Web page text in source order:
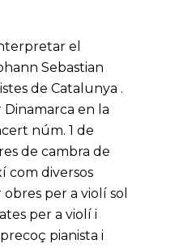
el
Sebastian
de Catalunya .
en la
núm. 1 de
de cambra de
com diversos
per a violí sol
per a violí i
pianista i